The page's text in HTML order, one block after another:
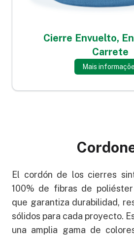
Cierre Envuelto,
Carrete
Mais
El cordón de los cierres
100% de fibras de
que garantiza durabilidad,
sólidos para cada proyecto.
una amplia gama de